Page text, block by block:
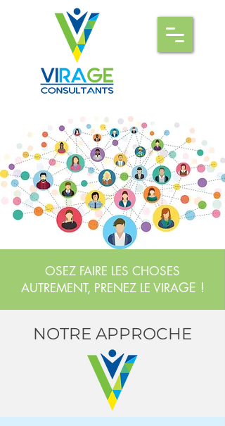
OSEZ FAIRE LES CHOSES
AUTREMENT, PRENEZ LE VIRAGE !
NOTRE APPROCHE